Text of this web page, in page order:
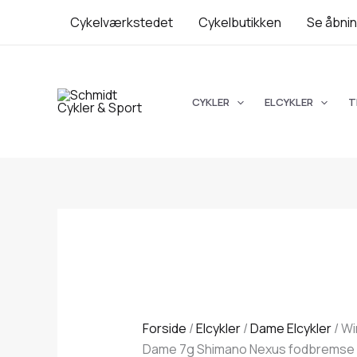
Cykelværkstedet Cykelbutikken Se
CYKLER ELCYKLER
Forside /Elcykler/Dame Elcykler/
Dame 7g Shimano Nexus
Superbe
7g